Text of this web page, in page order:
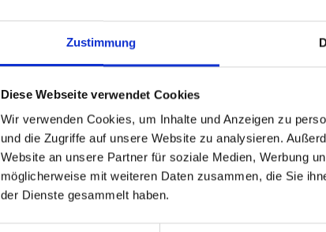
Zustimmung
Diese Webseite verwendet Cookies
Wir verwenden Cookies, um Inhalte und Anzeigen zu
und die Zugriffe auf unsere Website zu analysieren.
Website an unsere Partner für soziale Medien, Werbung
möglicherweise mit weiteren Daten zusammen, die Sie
der Dienste gesammelt haben.
BAT Pro HorseVit
Ergänzer / 25 kg